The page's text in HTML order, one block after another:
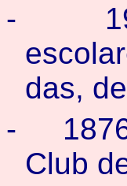
-
das,
-
Club